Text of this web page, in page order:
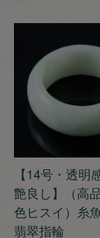
【14号・透明
艶良し】（高
色ヒスイ）糸
翡翠指輪